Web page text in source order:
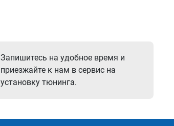
Запишитесь на удобное время и
приезжайте к нам в сервис на
установку тюнинга.